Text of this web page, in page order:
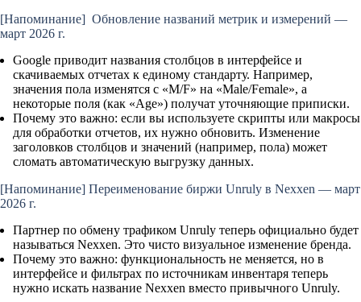
[Напоминание] Обновление названий метрик и измерений —
март 2026 г.
Google приводит названия столбцов в интерфейсе и
скачиваемых отчетах к единому стандарту. Например,
значения пола изменятся с «M/F» на «Male/Female», а
некоторые поля (как «Age») получат уточняющие приписки.
Почему это важно: если вы используете скрипты или макросы
для обработки отчетов, их нужно обновить. Изменение
заголовков столбцов и значений (например, пола) может
сломать автоматическую выгрузку данных.
[Напоминание] Переименование биржи Unruly в Nexxen — март
2026 г.
Партнер по обмену трафиком Unruly теперь официально будет
называться Nexxen. Это чисто визуальное изменение бренда.
Почему это важно: функциональность не меняется, но в
интерфейсе и фильтрах по источникам инвентаря теперь
нужно искать название Nexxen вместо привычного Unruly.